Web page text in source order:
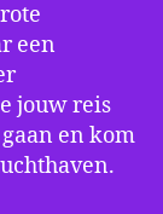
een
jouw reis
en kom